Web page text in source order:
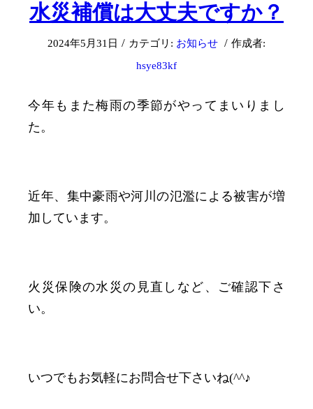
水災補償は大丈夫ですか？
2024年5月31日 / カテゴリ: お知らせ / 作成者:
hsye83kf
今年もまた梅雨の季節がやってまいりまし
た。
近年、集中豪雨や河川の氾濫による被害が増
加しています。
火災保険の水災の見直しなど、ご確認下さ
い。
いつでもお気軽にお問合せ下さいね(^^♪